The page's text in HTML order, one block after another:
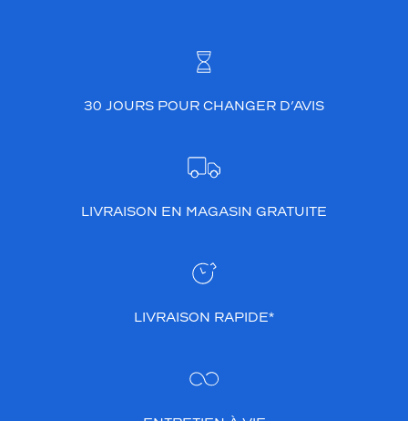
30 JOURS POUR CHANGER D’AVIS
LIVRAISON EN MAGASIN GRATUITE
LIVRAISON RAPIDE*